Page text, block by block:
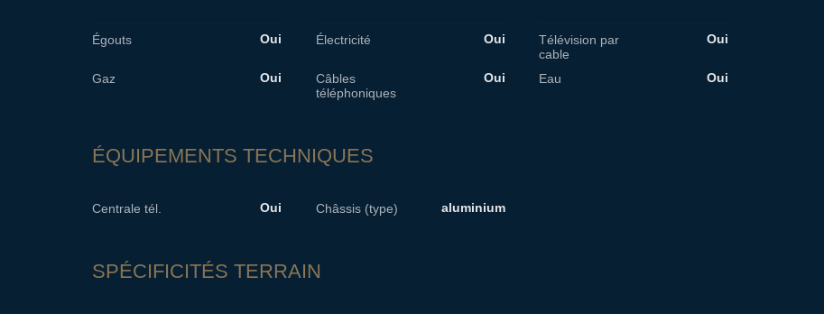
Égouts Oui Électricité Oui
Télévision par
cable
Oui
Gaz Oui
Câbles
téléphoniques
Oui Eau Oui
ÉQUIPEMENTS TECHNIQUES
Centrale tél. Oui Châssis (type) aluminium
SPÉCIFICITÉS TERRAIN